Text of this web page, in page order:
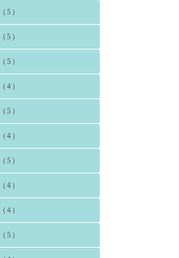
5）
5）
5）
4）
5）
4）
5）
4）
4）
5）